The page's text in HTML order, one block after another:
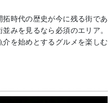
時代の歴史が今に残る街であ
みを見るなら必須のエリア。
を始めとするグルメを楽しむ